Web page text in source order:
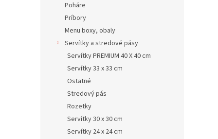
Poháre
Príbory
Menu boxy, obaly
Servítky a stredové pásy
Servítky PREMIUM 40 X 40 cm
Servítky 33 x 33 cm
Ostatné
Stredový pás
Rozetky
Servítky 30 x 30 cm
Servítky 24 x 24 cm